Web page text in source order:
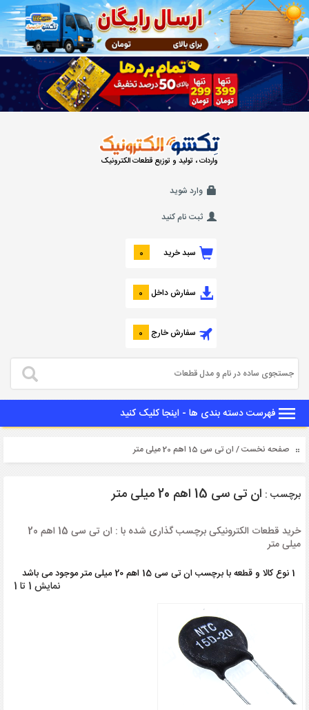
واردات ، تولید و توزیع قطعات الکترونیک
وارد شوید
ثبت نام کنید
سبد خرید 0
سفارش داخل 0
سفارش خارج 0
فهرست دسته بندی ها - اینجا کلیک کنید
صفحه نخست/ ان تی سی 15 اهم 20 میلی متر
برچسب : ان تی سی 15 اهم 20 میلی متر
خرید قطعات الکترونیکی برچسب گذاری شده با : ان تی سی 15 اهم 20
میلی متر
1 نوع کالا و قطعه با برچسب ان تی سی 15 اهم 20 میلی متر موجود می باشد
نمایش 1 تا 1